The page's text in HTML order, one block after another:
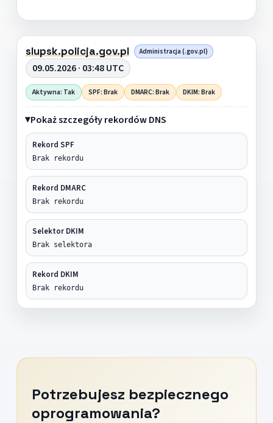
slupsk.policja.gov.pl Administracja (.gov.pl)
09.05.2026 · 03:48 UTC
Aktywna: Tak SPF: Brak DMARC: Brak DKIM: Brak
Pokaż szczegóły rekordów DNS
Rekord SPF
Brak rekordu
Rekord DMARC
Brak rekordu
Selektor DKIM
Brak selektora
Rekord DKIM
Brak rekordu
Potrzebujesz bezpiecznego
oprogramowania?